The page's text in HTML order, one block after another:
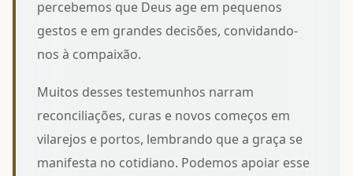
percebemos que Deus age em pequenos
gestos e em grandes decisões, convidando-
nos à compaixão.
Muitos desses testemunhos narram
reconciliações, curas e novos começos em
vilarejos e portos, lembrando que a graça se
manifesta no cotidiano. Podemos apoiar esse